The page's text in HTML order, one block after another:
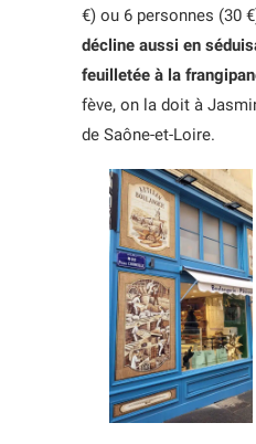
€) ou 6 personnes (30
décline aussi en
feuilletée à la
fève, on la doit à
de Saône-et-Loire.